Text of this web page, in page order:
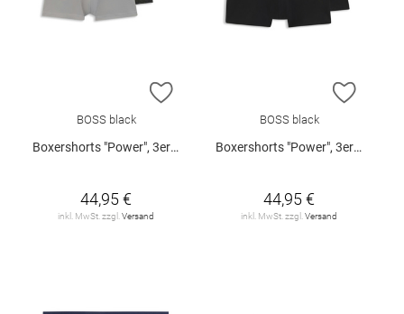
ZUR WUNSCHLISTE HINZUFÜGEN
BOSS black
Boxershorts "Power", 3er-Pack
44,95 €
inkl. MwSt. zzgl.Versand
ZUR
BOSS black
Boxershorts "Power", 3er-Pack
44,95 €
inkl. MwSt. zzgl.Versand